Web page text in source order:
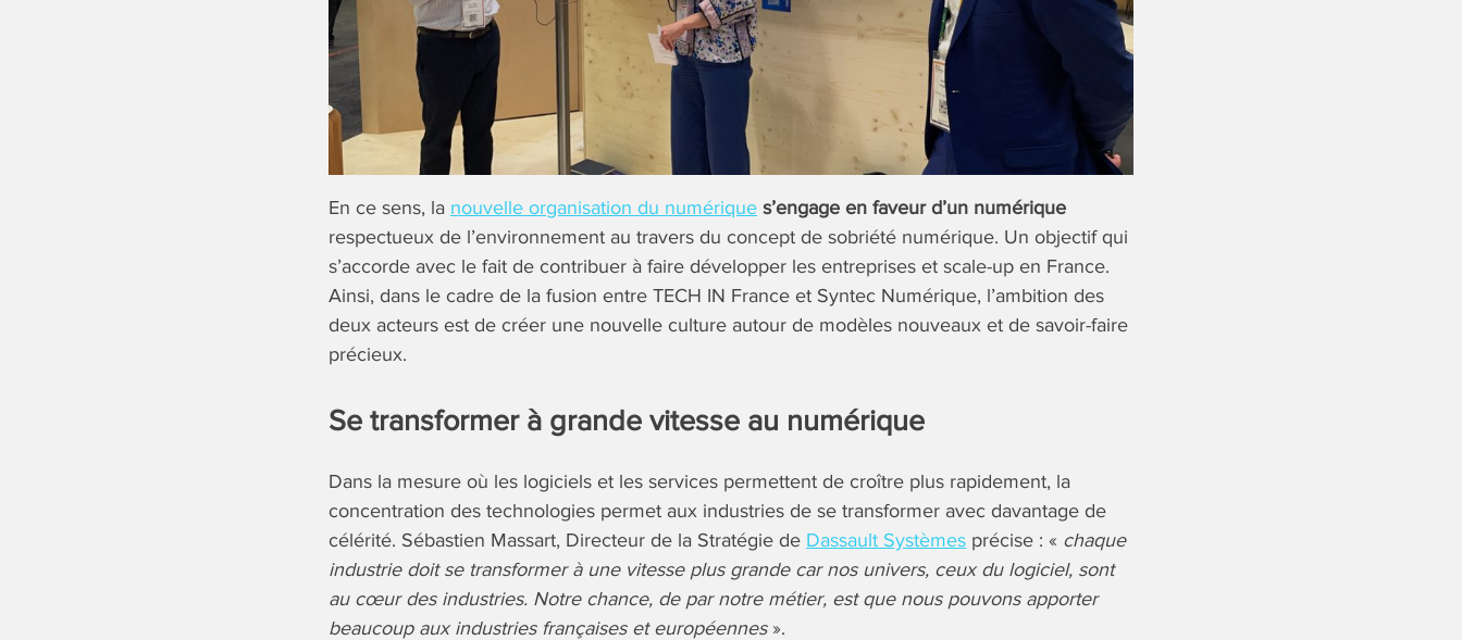
En ce sens, la nouvelle organisation du numérique s’engage en faveur d’un numérique
respectueux de l’environnement au travers du concept de sobriété numérique. Un objectif qui
s’accorde avec le fait de contribuer à faire développer les entreprises et scale-up en France.
Ainsi, dans le cadre de la fusion entre TECH IN France et Syntec Numérique, l’ambition des
deux acteurs est de créer une nouvelle culture autour de modèles nouveaux et de savoir-faire
précieux.
Se transformer à grande vitesse au numérique
Dans la mesure où les logiciels et les services permettent de croître plus rapidement, la
concentration des technologies permet aux industries de se transformer avec davantage de
célérité. Sébastien Massart, Directeur de la Stratégie de Dassault Systèmes précise : « chaque
industrie doit se transformer à une vitesse plus grande car nos univers, ceux du logiciel, sont
au cœur des industries. Notre chance, de par notre métier, est que nous pouvons apporter
beaucoup aux industries françaises et européennes».